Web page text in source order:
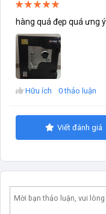
hàng quá đẹp quá ưng
Hữu ích 0 thảo luận
Viết đánh giá